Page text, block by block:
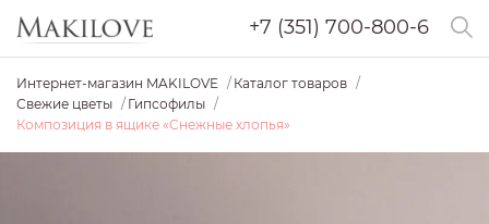
+7 (351) 700-800-6
Интернет-магазин MAKILOVE
Каталог товаров
Свежие цветы
Гипсофилы
Композиция в ящике «Снежные хлопья»